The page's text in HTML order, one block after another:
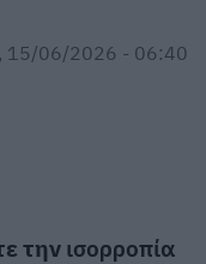
15/06/2026 - 06:40
την ισορροπία